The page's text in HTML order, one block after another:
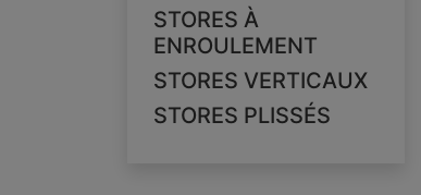
STORES À
ENROULEMENT
STORES VERTICAUX
STORES PLISSÉS